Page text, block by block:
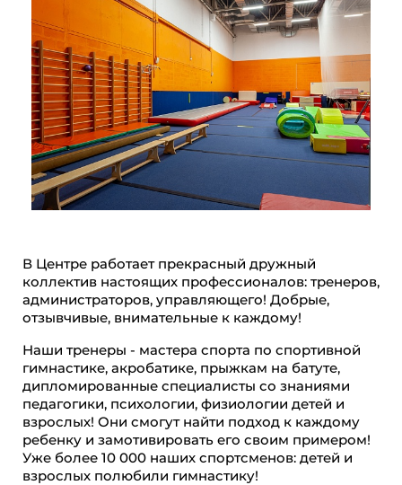
В Центре работает прекрасный дружный
коллектив настоящих профессионалов: тренеров,
администраторов, управляющего! Добрые,
отзывчивые, внимательные к каждому!
Наши тренеры - мастера спорта по спортивной
гимнастике, акробатике, прыжкам на батуте,
дипломированные специалисты со знаниями
педагогики, психологии, физиологии детей и
взрослых! Они смогут найти подход к каждому
ребенку и замотивировать его своим примером!
Уже более 10 000 наших спортсменов: детей и
взрослых полюбили гимнастику!